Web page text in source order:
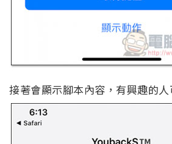
接著會顯示腳本內容，有興趣的人